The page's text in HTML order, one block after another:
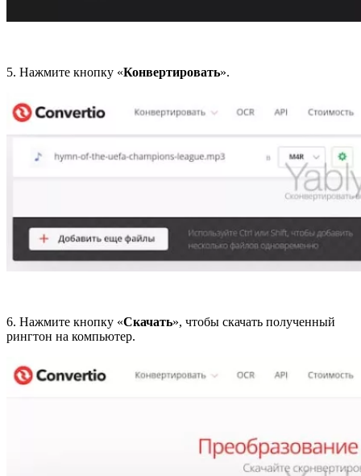
5. Нажмите кнопку «Конвертировать».
6. Нажмите кнопку «Скачать», чтобы скачать полученный
рингтон на компьютер.